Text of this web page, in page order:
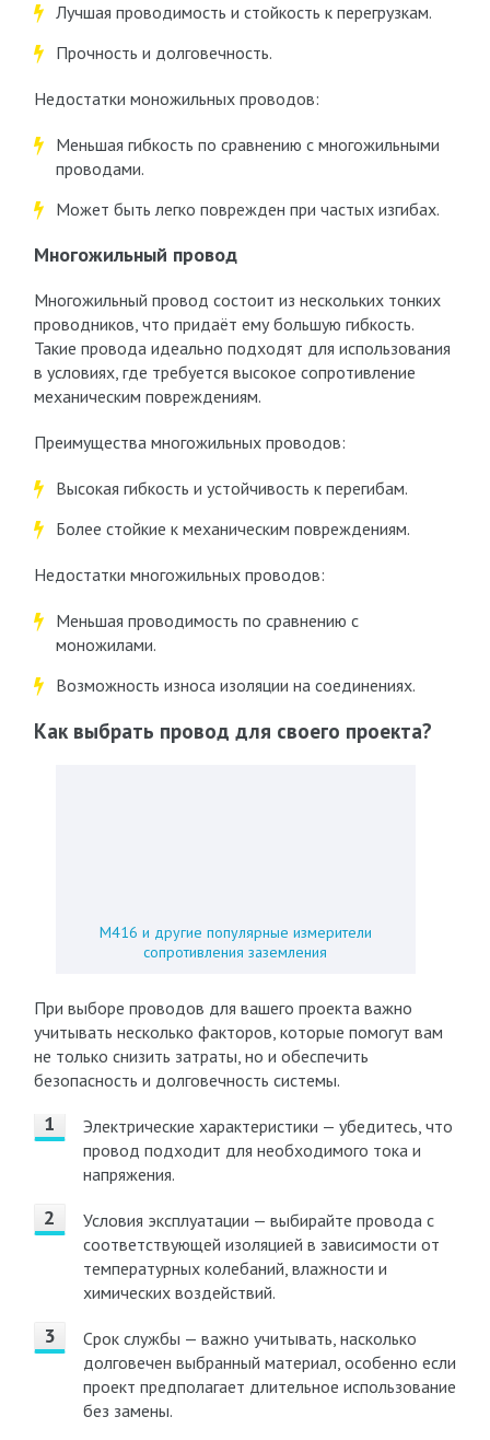
Лучшая проводимость и стойкость к перегрузкам.
Прочность и долговечность.
Недостатки моножильных проводов:
Меньшая гибкость по сравнению с многожильными
проводами.
Может быть легко поврежден при частых изгибах.
Многожильный провод
Многожильный провод состоит из нескольких тонких
проводников, что придаёт ему большую гибкость.
Такие провода идеально подходят для использования
в условиях, где требуется высокое сопротивление
механическим повреждениям.
Преимущества многожильных проводов:
Высокая гибкость и устойчивость к перегибам.
Более стойкие к механическим повреждениям.
Недостатки многожильных проводов:
Меньшая проводимость по сравнению с
моножилами.
Возможность износа изоляции на соединениях.
Как выбрать провод для своего проекта?
М416 и другие популярные измерители
сопротивления заземления
При выборе проводов для вашего проекта важно
учитывать несколько факторов, которые помогут вам
не только снизить затраты, но и обеспечить
безопасность и долговечность системы.
Электрические характеристики — убедитесь, что
провод подходит для необходимого тока и
напряжения.
Условия эксплуатации — выбирайте провода с
соответствующей изоляцией в зависимости от
температурных колебаний, влажности и
химических воздействий.
Срок службы — важно учитывать, насколько
долговечен выбранный материал, особенно если
проект предполагает длительное использование
без замены.